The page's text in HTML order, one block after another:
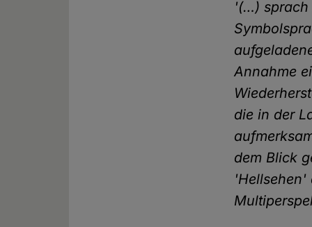
'(…) sprach
Annahme
die in der
dem Blick
'Hellsehen'